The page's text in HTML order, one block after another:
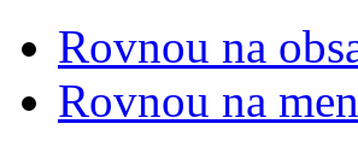
Rovnou na
Rovnou na